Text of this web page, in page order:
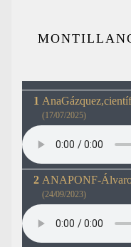
(17/07/2025)
ANAPONF-
(24/09/2023)